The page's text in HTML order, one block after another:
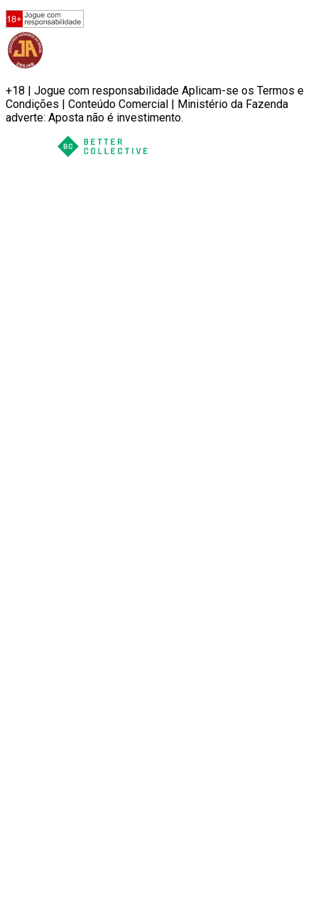
+18 | Jogue com responsabilidade Aplicam-se os Termos e
Condições | Conteúdo Comercial | Ministério da Fazenda
adverte: Aposta não é investimento.